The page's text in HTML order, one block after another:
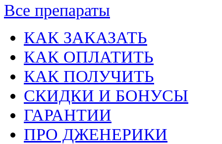
Все препараты
КАК ЗАКАЗАТЬ
КАК ОПЛАТИТЬ
КАК ПОЛУЧИТЬ
СКИДКИ И БОНУСЫ
ГАРАНТИИ
ПРО ДЖЕНЕРИКИ